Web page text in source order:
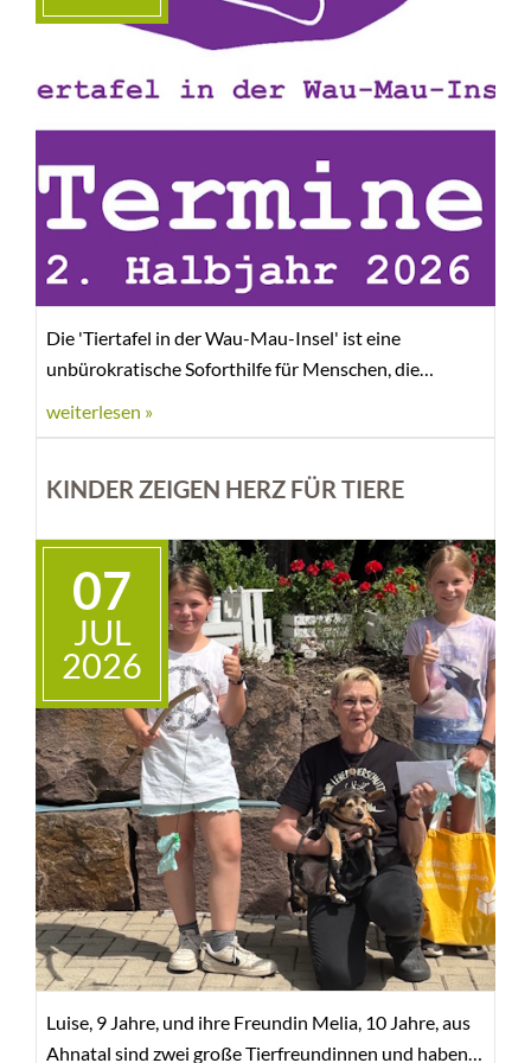
Die 'Tiertafel in der Wau-Mau-Insel' ist eine
unbürokratische Soforthilfe für Menschen, die
Umgebung können sich registrieren lassen und dann
weiterlesen »
KINDER ZEIGEN HERZ FÜR TIERE
07
JUL
2026
Luise, 9 Jahre, und ihre Freundin Melia, 10 Jahre, aus
Ahnatal sind zwei große Tierfreundinnen und haben